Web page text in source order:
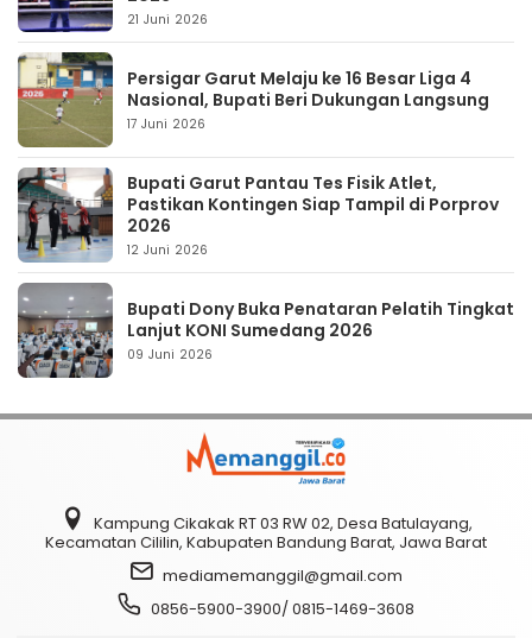
21 Juni 2026
Persigar Garut Melaju ke 16 Besar Liga 4
Nasional, Bupati Beri Dukungan Langsung
17 Juni 2026
Bupati Garut Pantau Tes Fisik Atlet,
Pastikan Kontingen Siap Tampil di Porprov
2026
12 Juni 2026
Bupati Dony Buka Penataran Pelatih Tingkat
Lanjut KONI Sumedang 2026
09 Juni 2026
Kampung Cikakak RT 03 RW 02, Desa Batulayang,
Kecamatan Cililin, Kabupaten Bandung Barat, Jawa Barat
mediamemanggil@gmail.com
0856-5900-3900/ 0815-1469-3608